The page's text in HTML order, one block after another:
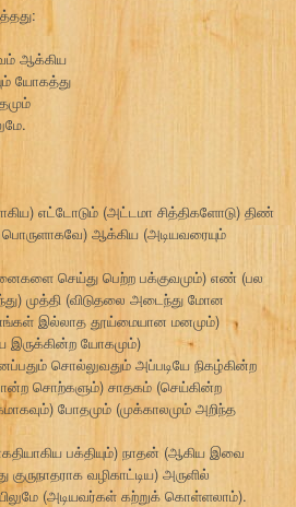
ஆக்கிய
யோகத்து
எட்டோடும் (அட்டமா சித்திகளோடு) திண்
பொருளாகவே) ஆக்கிய (அடியவரையும்
செய்து பெற்ற பக்குவமும்) எண் (பல
முத்தி (விடுதலை அடைந்து மோன
இல்லாத தூய்மையான மனமும்)
இருக்கின்ற யோகமும்)
சொல்லுவதும் அப்படியே நிகழ்கின்ற
போன்ற சொற்களும்) சாதகம் (செய்கின்ற
போதமும் (முக்காலமும் அறிந்த
பக்தியும்) நாதன் (ஆகிய இவை
வழிகாட்டிய) அருளில்
(அடியவர்கள் கற்றுக் கொள்ளலாம்).